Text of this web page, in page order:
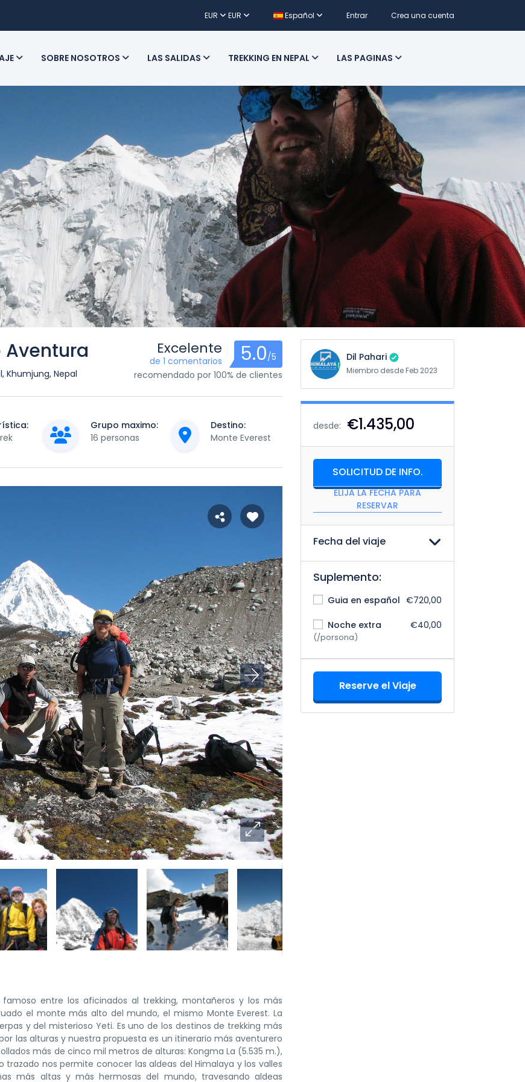
EUR EUR Español Entrar Crea una cuenta
SOBRE NOSOTROS LAS SALIDAS TREKKING EN NEPAL LAS PAGINAS
Aventura
Khumjung, Nepal
Excelente
de 1 comentarios 5.0/5
recomendado por 100% de clientes
Grupo maximo:
16 personas
Destino:
Monte Everest
entre los aficinados al trekking, montañeros y los más
el monte más alto del mundo, el mismo Monte Everest. La
y del misterioso Yeti. Es uno de los destinos de trekking más
las alturas y nuestra propuesta es un itinerario más aventurero
más de cinco mil metros de alturas: Kongma La (5.535 m.),
trazado nos permite conocer las aldeas del Himalaya y los valles
más altas y más hermosas del mundo, travesando aldeas
Dil Pahari
Miembro desde Feb 2023
desde: €1.435,00
SOLICITUD DE INFO.
ELIJA LA FECHA PARA
RESERVAR
Fecha del viaje
Suplemento:
Guia en español €720,00
Noche extra
(/porsona)
€40,00
Reserve el Viaje